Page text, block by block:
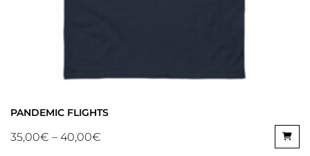
PANDEMIC FLIGHTS
35,00€ – 40,00€